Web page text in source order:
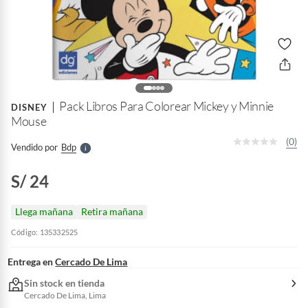
DISNEY
Pack Libros Para Colorear Mickey y Minnie
Mouse
Vendido por BdpS
e
I
n
o
(0)
S/ 24
Llega mañana Retira mañana
Código: 135332525
Entrega en Cercado De Lima
Sin stock en tienda
Cercado De Lima, Lima